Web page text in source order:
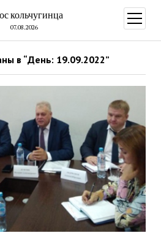
кольчугинца
07.08.2026
меню
в “День: 19.09.2022”